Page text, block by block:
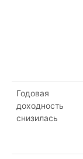
Годовая
доходность
снизилась